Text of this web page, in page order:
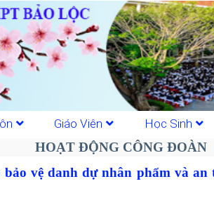
Giáo Viên Học Sinh
HOẠT ĐỘNG CÔNG ĐOÀN
vệ danh dự nhân phẩm và